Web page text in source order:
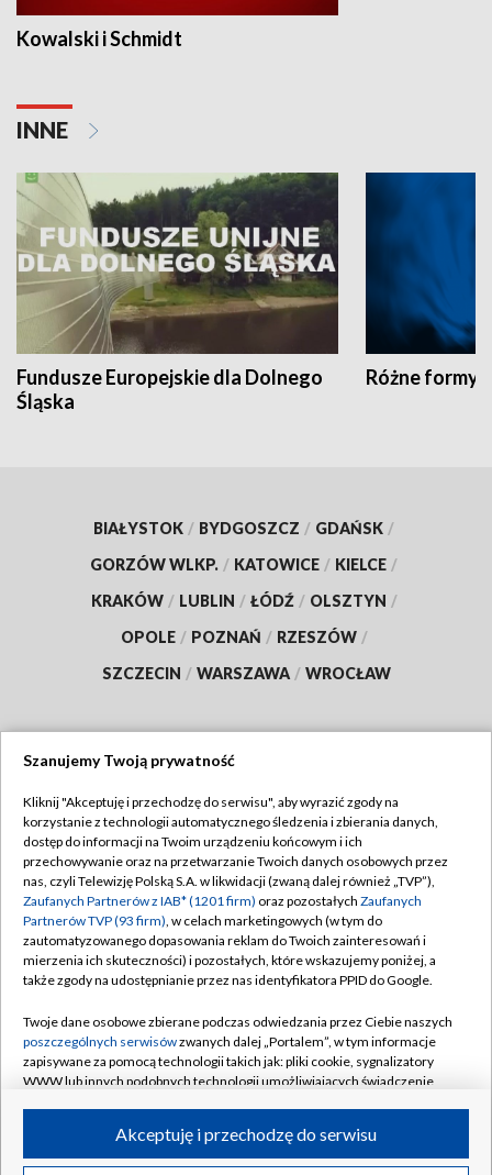
Kowalski i Schmidt
INNE
Fundusze Europejskie dla Dolnego
Śląska
Różne formy
BIAŁYSTOK / BYDGOSZCZ / GDAŃSK /
GORZÓW WLKP. / KATOWICE / KIELCE /
KRAKÓW / LUBLIN / ŁÓDŹ / OLSZTYN /
OPOLE / POZNAŃ / RZESZÓW /
SZCZECIN / WARSZAWA / WROCŁAW
TVP
Abonament TVP
Emisja w TVP
Centrum informacji TVP
Naziemna Telewizja Cyfrowa
Rada Programowa
System NOS
Informacje o nadawcy
Program dla prasy
Regulamin TVP
Polityka prywatności
Moje zgody
Pomoc
Kontakt
Kanały
©2026 Telewizja Polska S.A. w likwidacji
Szanujemy Twoją prywatność
Kliknij "Akceptuję i przechodzę do serwisu", aby wyrazić zgody na
korzystanie z technologii automatycznego śledzenia i zbierania danych,
dostęp do informacji na Twoim urządzeniu końcowym i ich
przechowywanie oraz na przetwarzanie Twoich danych osobowych przez
nas, czyli Telewizję Polską S.A. w likwidacji (zwaną dalej również „TVP”),
Zaufanych Partnerów z IAB* (1201 firm) oraz pozostałych Zaufanych
Partnerów TVP (93 firm), w celach marketingowych (w tym do
zautomatyzowanego dopasowania reklam do Twoich zainteresowań i
mierzenia ich skuteczności) i pozostałych, które wskazujemy poniżej, a
także zgody na udostępnianie przez nas identyfikatora PPID do Google.
Twoje dane osobowe zbierane podczas odwiedzania przez Ciebie naszych
poszczególnych serwisówzwanych dalej „Portalem”, w tym informacje
zapisywane za pomocą technologii takich jak: pliki cookie, sygnalizatory
WWW lub innych podobnych technologii umożliwiających świadczenie
ruchu w Internecie.Akceptuję i przechodzę do serwisu